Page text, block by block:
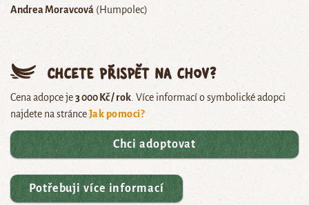
Andrea Moravcová (Humpolec)
Chcete přispět na chov?
Cena adopce je3 000 Kč / rok. Více informací o symbolické adopci
najdete na stránceJak pomoci?
Chci adoptovat
Potřebuji více informací